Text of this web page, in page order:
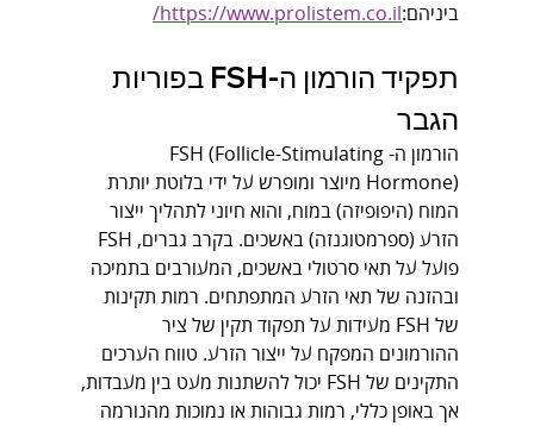
ביניהם:https://www.prolistem.co.il/
תפקיד הורמון ה-FSH בפוריות
הגבר
הורמון ה-FSH (Follicle-Stimulating
Hormone) מיוצר ומופרש על ידי בלוטת יותרת
המוח (היפופיזה) במוח, והוא חיוני לתהליך ייצור
פועל על תאי סרטולי באשכים, המעורבים בתמיכה
ובהזנה של תאי הזרע המתפתחים. רמות תקינות
של FSH מעידות על תפקוד תקין של ציר
ההורמונים המפקח על ייצור הזרע. טווח הערכים
התקינים של FSH יכול להשתנות מעט בין מעבדות,
אך באופן כללי, רמות גבוהות או נמוכות מהנורמה